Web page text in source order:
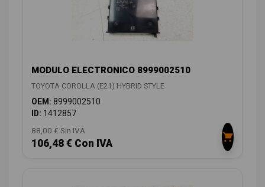
MODULO ELECTRONICO 8999002510
TOYOTA COROLLA (E21) HYBRID STYLE
OEM: 8999002510
ID: 1412857
88,00 € Sin IVA
106,48 € Con IVA